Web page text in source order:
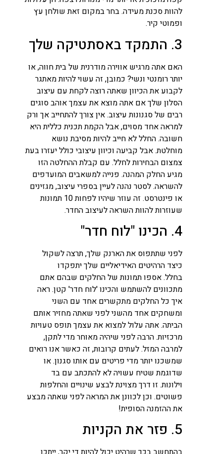
להוות סכנת מעידה. בחר במקום זאת שולחן עץ
ופמוטי קיר.
3. התמקד באסתטיקה שלך
האם אתה מרגיש אווירה מודרנית של בית חווה, או
יותר רומנטי ונשי? כמובן, זה עשוי להיות מאתגר
לקבוע את הכיוון שאתה רוצה לקחת עם עיצוב
הסלון שלך אם אתה מוצא את עצמך אוהב סוגים
רבים של סגנונות עיצוב. אין צורך להתחייב אך ורק
למראה אחד מסוים, אבל הקמת תכנית כללית היא
חשובה. החלל לא חייב להיות מסיבת נושא
מוחלטת. אבל קביעה וכיוון עיצובי כולל יעזרו בעת
צמצום הבחירות לחלל. עם קבלת ההחלטה הזו
מגיע החלק המהנה. פנייה למשאבים המועדפים
להשראה. לסטר נהנה לעיין בספרי עיצוב, מגזינים
או פינטרסט. זה עוזר שיהיו לפחות 10 תמונות
שעוזרות להוות השראה לעיצוב החדר.
4. הכינו "לוח חדר"
לפני שתתפוס את הארנק שלך, תרצה לשקול
כיצד הרהיטים האידיאליים שלך יתפקדו
בחלל. אספו תמונות של החלקים שבהם אתם
מתכוונים להשתמש והכינו 'לוח חדר' קטן. ראה
איך כל החלקים מתקשרים אחד עם השני
ומשחקים אחד מהשני לפני שאתה מחזיר אותם
הביתה. אתה עלול למצוא את עצמך תופס טעויות
מרכזיות. הרבה לפני שיהיה מאוחר מדי לתקן,
למרבה המזל. לעתים קרובות, זה כאשר אנו רואים
שמשכנו יותר מדי פריטים עם אותו סגנון. או
שדוגמת שטיח עשויה לא להתכתב עם בד
וילונות. זו דרך מצוינת לבצע שינויים והחלפות
פשוטים. וכן לכוונן את המראה לפני שאתה מבצע
את ההזמנה הסופית!
5. פזר את הקניות